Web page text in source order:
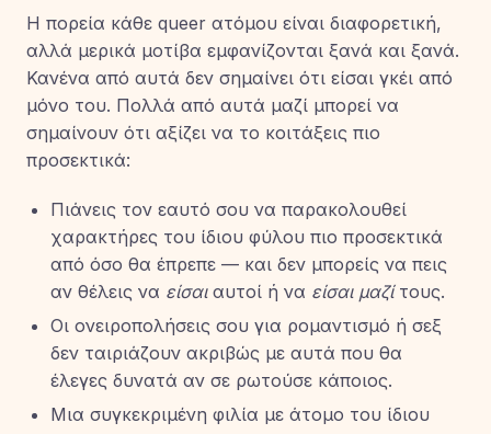
Η πορεία κάθε queer ατόμου είναι διαφορετική,
αλλά μερικά μοτίβα εμφανίζονται ξανά και ξανά.
Κανένα από αυτά δεν σημαίνει ότι είσαι γκέι από
μόνο του. Πολλά από αυτά μαζί μπορεί να
σημαίνουν ότι αξίζει να το κοιτάξεις πιο
προσεκτικά:
Πιάνεις τον εαυτό σου να παρακολουθεί
χαρακτήρες του ίδιου φύλου πιο προσεκτικά
από όσο θα έπρεπε — και δεν μπορείς να πεις
αν θέλεις να είσαιαυτοί ή να είσαι μαζίτους.
Οι ονειροπολήσεις σου για ρομαντισμό ή σεξ
δεν ταιριάζουν ακριβώς με αυτά που θα
έλεγες δυνατά αν σε ρωτούσε κάποιος.
Μια συγκεκριμένη φιλία με άτομο του ίδιου